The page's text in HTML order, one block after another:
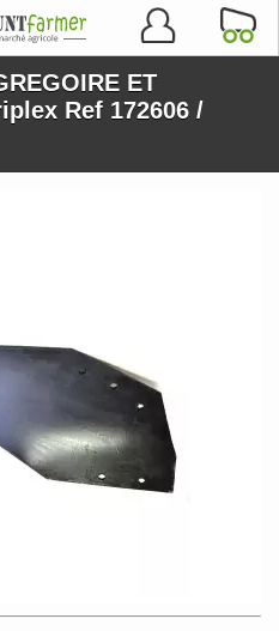
ET
Ref 172606 /